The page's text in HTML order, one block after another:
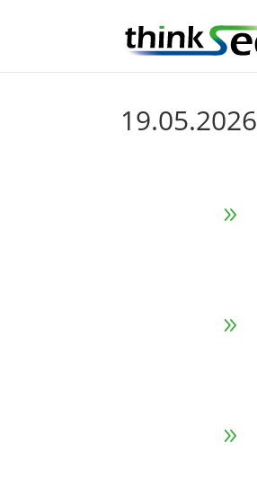
19.05.2026
9
9
9